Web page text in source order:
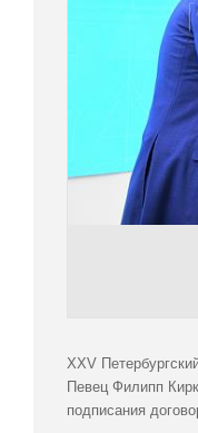
XXV
Певец Филипп
подписания